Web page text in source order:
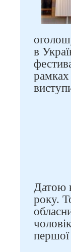
в
рамках
Датою
року.
першої